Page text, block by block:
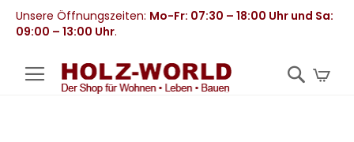
Unsere Öffnungszeiten: Mo-Fr: 07:30 – 18:00 Uhr und Sa:
09:00 – 13:00 Uhr.